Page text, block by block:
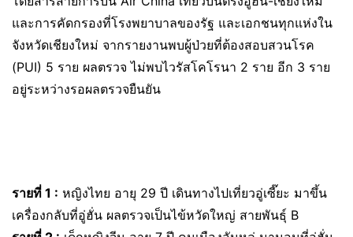
และการคัดกรองที่โรงพยาบาลของรัฐ และเอกชนทุกแห่งใน
จังหวัดเชียงใหม่ จากรายงานพบผู้ป่วยที่ต้องสอบสวนโรค
(PUI) 5 ราย ผลตรวจ ไม่พบไวรัสโคโรนา 2 ราย อีก 3 ราย
อยู่ระหว่างรอผลตรวจยืนยัน
รายที่ 1 : หญิงไทย อายุ 29 ปี เดินทางไปเที่ยวอู่เซี๊ยะ มาขึ้น
เครื่องกลับที่อู่ฮั่น ผลตรวจเป็นไข้หวัดใหญ่ สายพันธุ์ B